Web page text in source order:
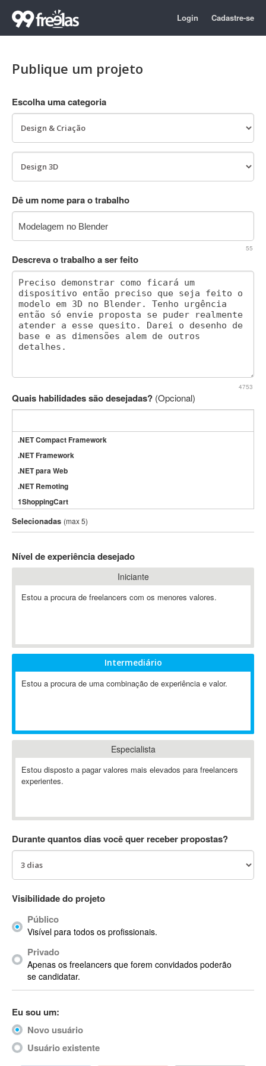
Login Cadastre-se
Publique um projeto
Escolha uma categoria
Dê um nome para o trabalho
55
Descreva o trabalho a ser feito
4753
Quais habilidades são desejadas? (Opcional)
.NET Compact Framework
.NET Framework
.NET para Web
.NET Remoting
1ShoppingCart
3DS Max
3GSM
802.11
A-GPS
ABAP
Abaqus
ABBYY FineReader
Ableton
Ableton Push
Abstract
AC3
ACID Pro
ACPI
Acrobat
Acrobat X
Acronis
ACT
Actimize
ActionScript
ActionScript 3
Selecionadas (max 5)
Nível de experiência desejado
Iniciante
Estou a procura de freelancers com os menores valores.
Intermediário
Estou a procura de uma combinação de experiência e valor.
Especialista
Estou disposto a pagar valores mais elevados para freelancers
experientes.
Durante quantos dias você quer receber propostas?
Visibilidade do projeto
Público
Visível para todos os profissionais.
Privado
Apenas os freelancers que forem convidados poderão
se candidatar.
Eu sou um:
Novo usuário
Usuário existente